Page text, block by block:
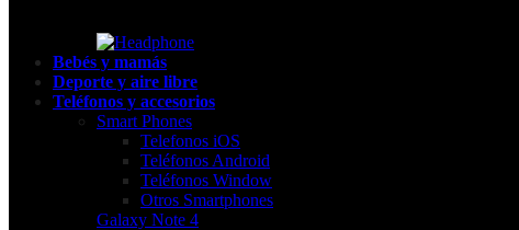
Bebés y mamás
Deporte y aire libre
Teléfonos y accesorios
Smart Phones
Telefonos iOS
Teléfonos Android
Teléfonos Window
Otros Smartphones
Galaxy Note 4